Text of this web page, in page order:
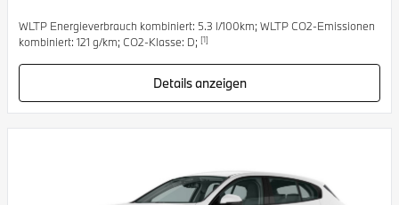
WLTP Energieverbrauch kombiniert: 5.3 l/100km; WLTP CO2-Emissionen
kombiniert: 121 g/km; CO2-Klasse: D; [1]
Details anzeigen